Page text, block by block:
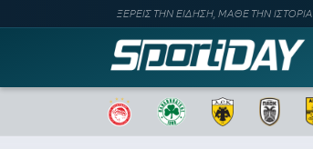
ΞΕΡΕΙΣ ΤΗΝ ΕΙΔΗΣΗ, ΜΑΘΕ ΤΗΝ ΙΣΤΟΡΙΑ